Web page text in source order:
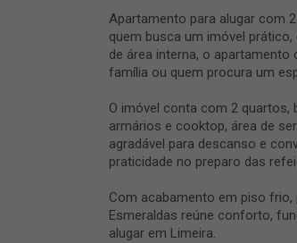
Apartamento para alugar com
quem busca um imóvel
de área interna, o
família ou quem procura um
O imóvel conta com 2 quartos,
armários e cooktop, área de
agradável para descanso e
praticidade no preparo das
Com acabamento em piso frio,
Esmeraldas reúne conforto,
alugar em Limeira.